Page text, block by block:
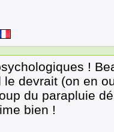
!
le devrait (on en
du parapluie
bien !